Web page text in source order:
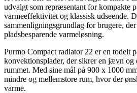
udvalgt som repræsentant for kompakte
varmeeffektivitet og klassisk udseende.
sammenligningsgrundlag for brugere,
pladsbesparende varmeløsning.
Purmo Compact radiator 22 er en todelt
konvektionsplader, der sikrer en jævn
rummet. Med sine mål på 900 x 1000
mindre og mellemstore rum, hvor der
varme.